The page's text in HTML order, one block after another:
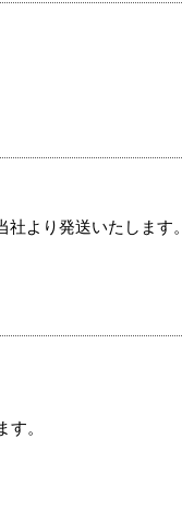
より発送いたします。
。